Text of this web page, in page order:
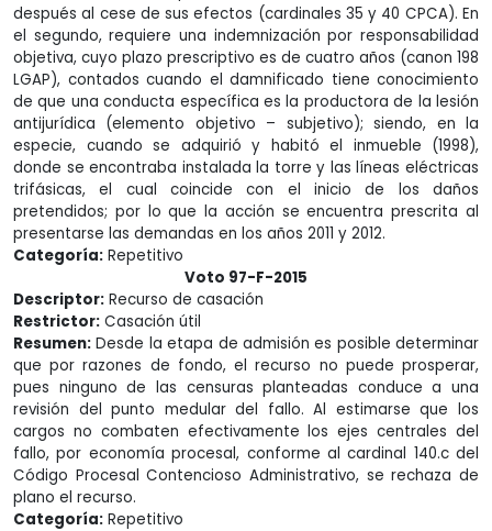
después al cese de sus efectos (cardinales 35 y 40 CPCA). En
el segundo, requiere una indemnización por responsabilidad
objetiva, cuyo plazo prescriptivo es de cuatro años (canon 198
LGAP), contados cuando el damnificado tiene conocimiento
de que una conducta específica es la productora de la lesión
antijurídica (elemento objetivo – subjetivo); siendo, en la
especie, cuando se adquirió y habitó el inmueble (1998),
donde se encontraba instalada la torre y las líneas eléctricas
trifásicas, el cual coincide con el inicio de los daños
pretendidos; por lo que la acción se encuentra prescrita al
presentarse las demandas en los años 2011 y 2012.
Categoría: Repetitivo
Voto 97-F-2015
Descriptor: Recurso de casación
Restrictor: Casación útil
Resumen: Desde la etapa de admisión es posible determinar
que por razones de fondo, el recurso no puede prosperar,
pues ninguno de las censuras planteadas conduce a una
revisión del punto medular del fallo. Al estimarse que los
cargos no combaten efectivamente los ejes centrales del
fallo, por economía procesal, conforme al cardinal 140.c del
Código Procesal Contencioso Administrativo, se rechaza de
plano el recurso.
Categoría: Repetitivo